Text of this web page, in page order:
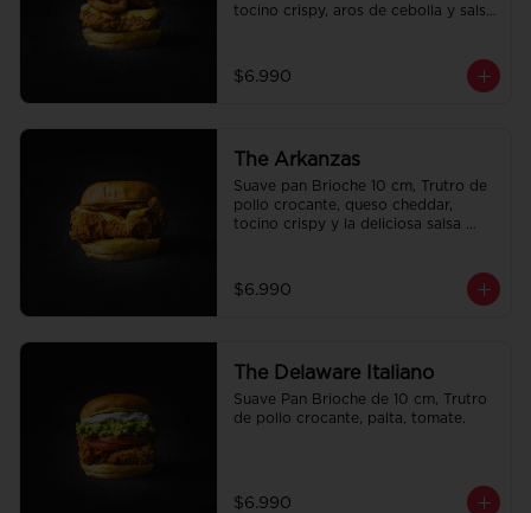
tocino crispy, aros de cebolla y salsa
$6.990
The Arkanzas
Suave pan Brioche 10 cm, Trutro de
pollo crocante, queso cheddar,
tocino crispy y la deliciosa salsa
$6.990
The Delaware Italiano
Suave Pan Brioche de 10 cm, Trutro
de pollo crocante, palta, tomate.
$6.990